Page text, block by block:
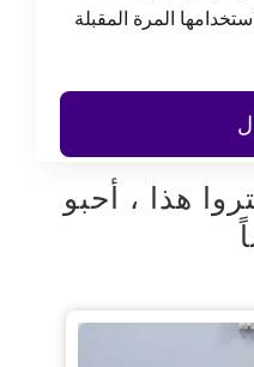
المرة المقبلة
هذا ، أحبو